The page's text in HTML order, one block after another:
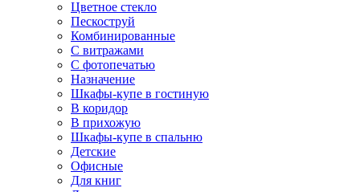
Цветное стекло
Пескоструй
Комбинированные
С витражами
С фотопечатью
Назначение
Шкафы-купе в гостиную
В коридор
В прихожую
Шкафы-купе в спальню
Детские
Офисные
Для книг